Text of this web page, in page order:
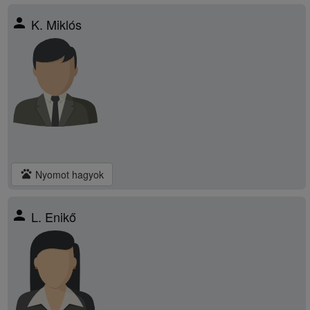
person K. Miklós
pets Nyomot hagyok
person L. Enikő